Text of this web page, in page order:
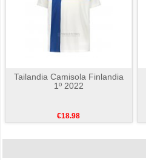
Tailandia Camisola Finlandia
1º 2022
€18.98